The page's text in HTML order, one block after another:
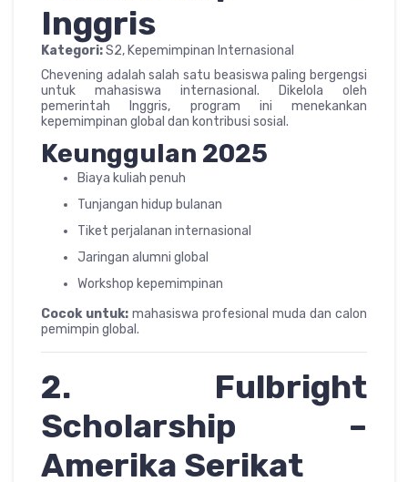
Inggris
Kategori:S2, Kepemimpinan Internasional
Chevening adalah salah satu beasiswa paling bergengsi
untuk mahasiswa internasional. Dikelola oleh
pemerintah Inggris, program ini menekankan
kepemimpinan global dan kontribusi sosial.
Keunggulan 2025
Biaya kuliah penuh
Tunjangan hidup bulanan
Tiket perjalanan internasional
Jaringan alumni global
Workshop kepemimpinan
Cocok untuk: mahasiswa profesional muda dan calon
pemimpin global.
2. Fulbright
Scholarship –
Amerika Serikat